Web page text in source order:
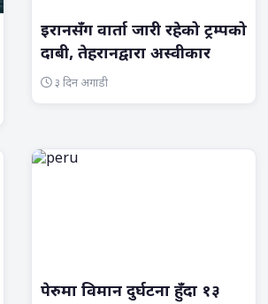
इरानसँग वार्ता जारी रहेको ट्रम्पको
दाबी, तेहरानद्वारा अस्वीकार
३ दिन अगाडी
पेरुमा विमान दुर्घटना हुँदा १३